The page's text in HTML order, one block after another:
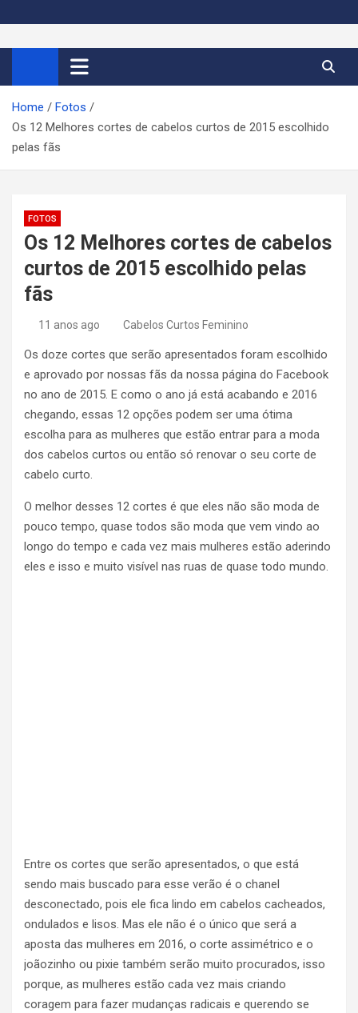
i
t
n
Cortes de Cabelo Curto
Feminino 2026
Moda e tendências dos cabelos curtos femininos 2026
Home
Fotos
Os 12 Melhores cortes de cabelos curtos de 2015 escolhido
pelas fãs
FOTOS
Os 12 Melhores cortes de cabelos
curtos de 2015 escolhido pelas
fãs
11 anos ago Cabelos Curtos Feminino
Os doze cortes que serão apresentados foram escolhido
e aprovado por nossas fãs da nossa página do Facebook
no ano de 2015. E como o ano já está acabando e 2016
chegando, essas 12 opções podem ser uma ótima
escolha para as mulheres que estão entrar para a moda
dos cabelos curtos ou então só renovar o seu corte de
cabelo curto.
O melhor desses 12 cortes é que eles não são moda de
pouco tempo, quase todos são moda que vem vindo ao
longo do tempo e cada vez mais mulheres estão aderindo
eles e isso e muito visível nas ruas de quase todo mundo.
Entre os cortes que serão apresentados, o que está
sendo mais buscado para esse verão é o chanel
desconectado, pois ele fica lindo em cabelos cacheados,
ondulados e lisos. Mas ele não é o único que será a
aposta das mulheres em 2016, o corte assimétrico e o
joãozinho ou pixie também serão muito procurados, isso
porque, as mulheres estão cada vez mais criando
coragem para fazer mudanças radicais e querendo se